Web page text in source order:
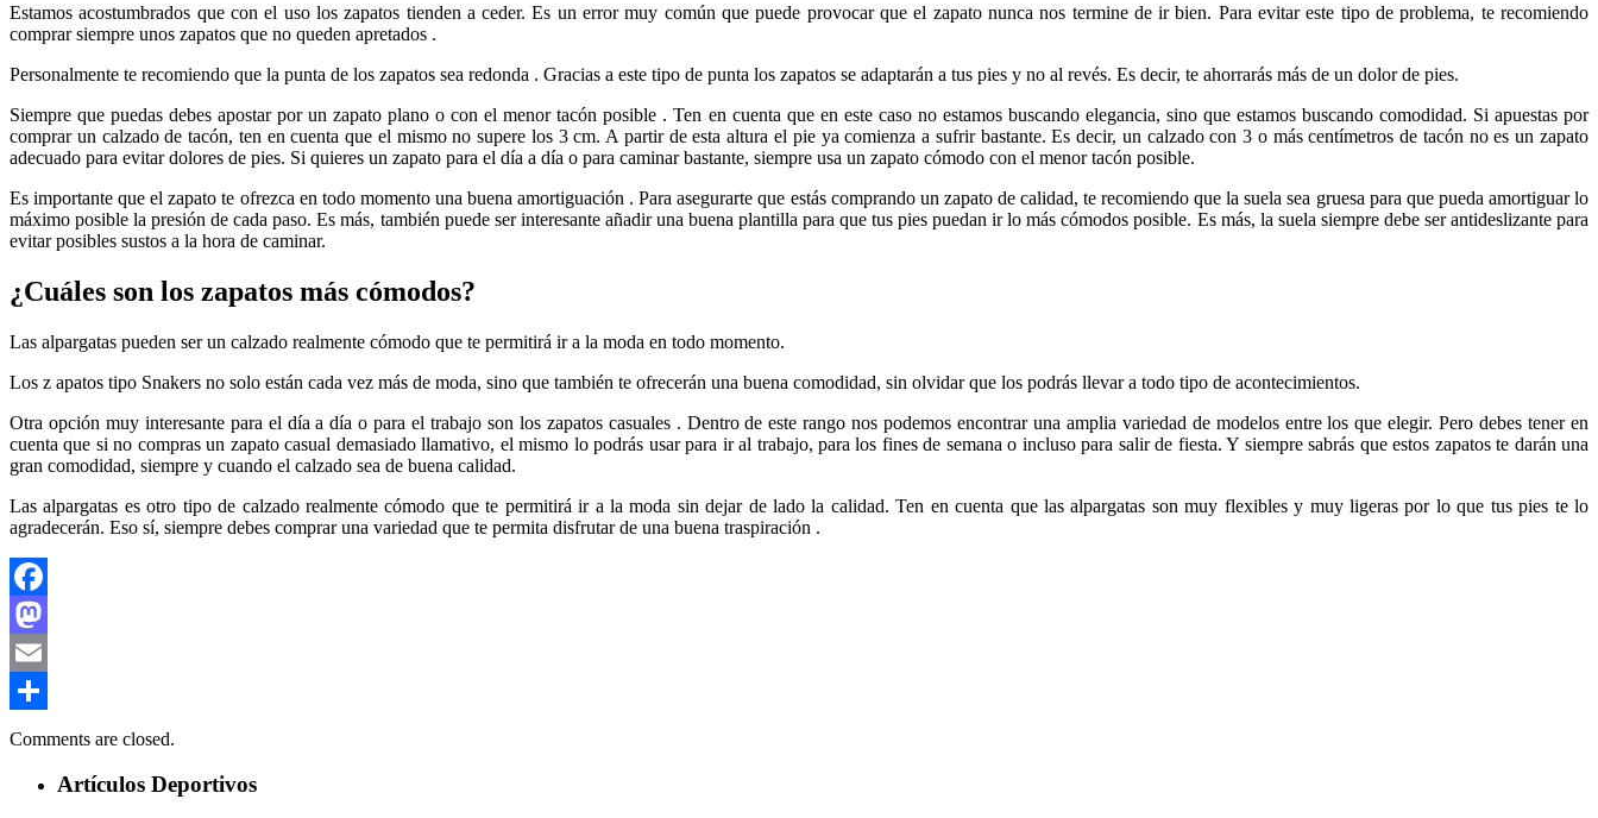
Estamos acostumbrados que con el uso los zapatos tienden a ceder. Es un error muy común que puede provocar que el zapato nunca nos termine de ir bien. Para evitar este tipo de problema, te recomiendo
comprar siempre unos zapatos que no queden apretados .
Personalmente te recomiendo que la punta de los zapatos sea redonda . Gracias a este tipo de punta los zapatos se adaptarán a tus pies y no al revés. Es decir, te ahorrarás más de un dolor de pies.
Siempre que puedas debes apostar por un zapato plano o con el menor tacón posible . Ten en cuenta que en este caso no estamos buscando elegancia, sino que estamos buscando comodidad. Si apuestas por
comprar un calzado de tacón, ten en cuenta que el mismo no supere los 3 cm. A partir de esta altura el pie ya comienza a sufrir bastante. Es decir, un calzado con 3 o más centímetros de tacón no es un zapato
adecuado para evitar dolores de pies. Si quieres un zapato para el día a día o para caminar bastante, siempre usa un zapato cómodo con el menor tacón posible.
Es importante que el zapato te ofrezca en todo momento una buena amortiguación . Para asegurarte que estás comprando un zapato de calidad, te recomiendo que la suela sea gruesa para que pueda amortiguar lo
máximo posible la presión de cada paso. Es más, también puede ser interesante añadir una buena plantilla para que tus pies puedan ir lo más cómodos posible. Es más, la suela siempre debe ser antideslizante para
evitar posibles sustos a la hora de caminar.
¿Cuáles son los zapatos más cómodos?
Las alpargatas pueden ser un calzado realmente cómodo que te permitirá ir a la moda en todo momento.
Los z apatos tipo Snakers no solo están cada vez más de moda, sino que también te ofrecerán una buena comodidad, sin olvidar que los podrás llevar a todo tipo de acontecimientos.
Otra opción muy interesante para el día a día o para el trabajo son los zapatos casuales . Dentro de este rango nos podemos encontrar una amplia variedad de modelos entre los que elegir. Pero debes tener en
cuenta que si no compras un zapato casual demasiado llamativo, el mismo lo podrás usar para ir al trabajo, para los fines de semana o incluso para salir de fiesta. Y siempre sabrás que estos zapatos te darán una
gran comodidad, siempre y cuando el calzado sea de buena calidad.
Las alpargatas es otro tipo de calzado realmente cómodo que te permitirá ir a la moda sin dejar de lado la calidad. Ten en cuenta que las alpargatas son muy flexibles y muy ligeras por lo que tus pies te lo
agradecerán. Eso sí, siempre debes comprar una variedad que te permita disfrutar de una buena traspiración .
Facebook
Mastodon
Email
Compartir
Comments are closed.
Artículos Deportivos